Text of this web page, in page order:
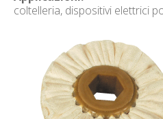
coltelleria, dispositivi elettrici